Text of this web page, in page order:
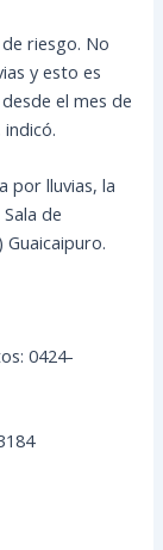
riesgo. No
y esto es
el mes de
por lluvias, la
de
Guaicaipuro.
0424-